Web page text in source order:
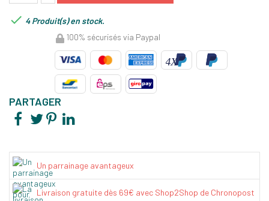
 4 Produit(s) en stock.
100% sécurisés via Paypal
PARTAGER
Un parrainage avantageux
Livraison gratuite dès 69€ avec Shop2Shop de Chronopost